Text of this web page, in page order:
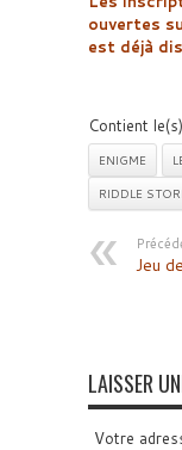
ouvertes
est déjà
Contient
ENIGME
RIDDLE
Jeu
LAISSER
Votre